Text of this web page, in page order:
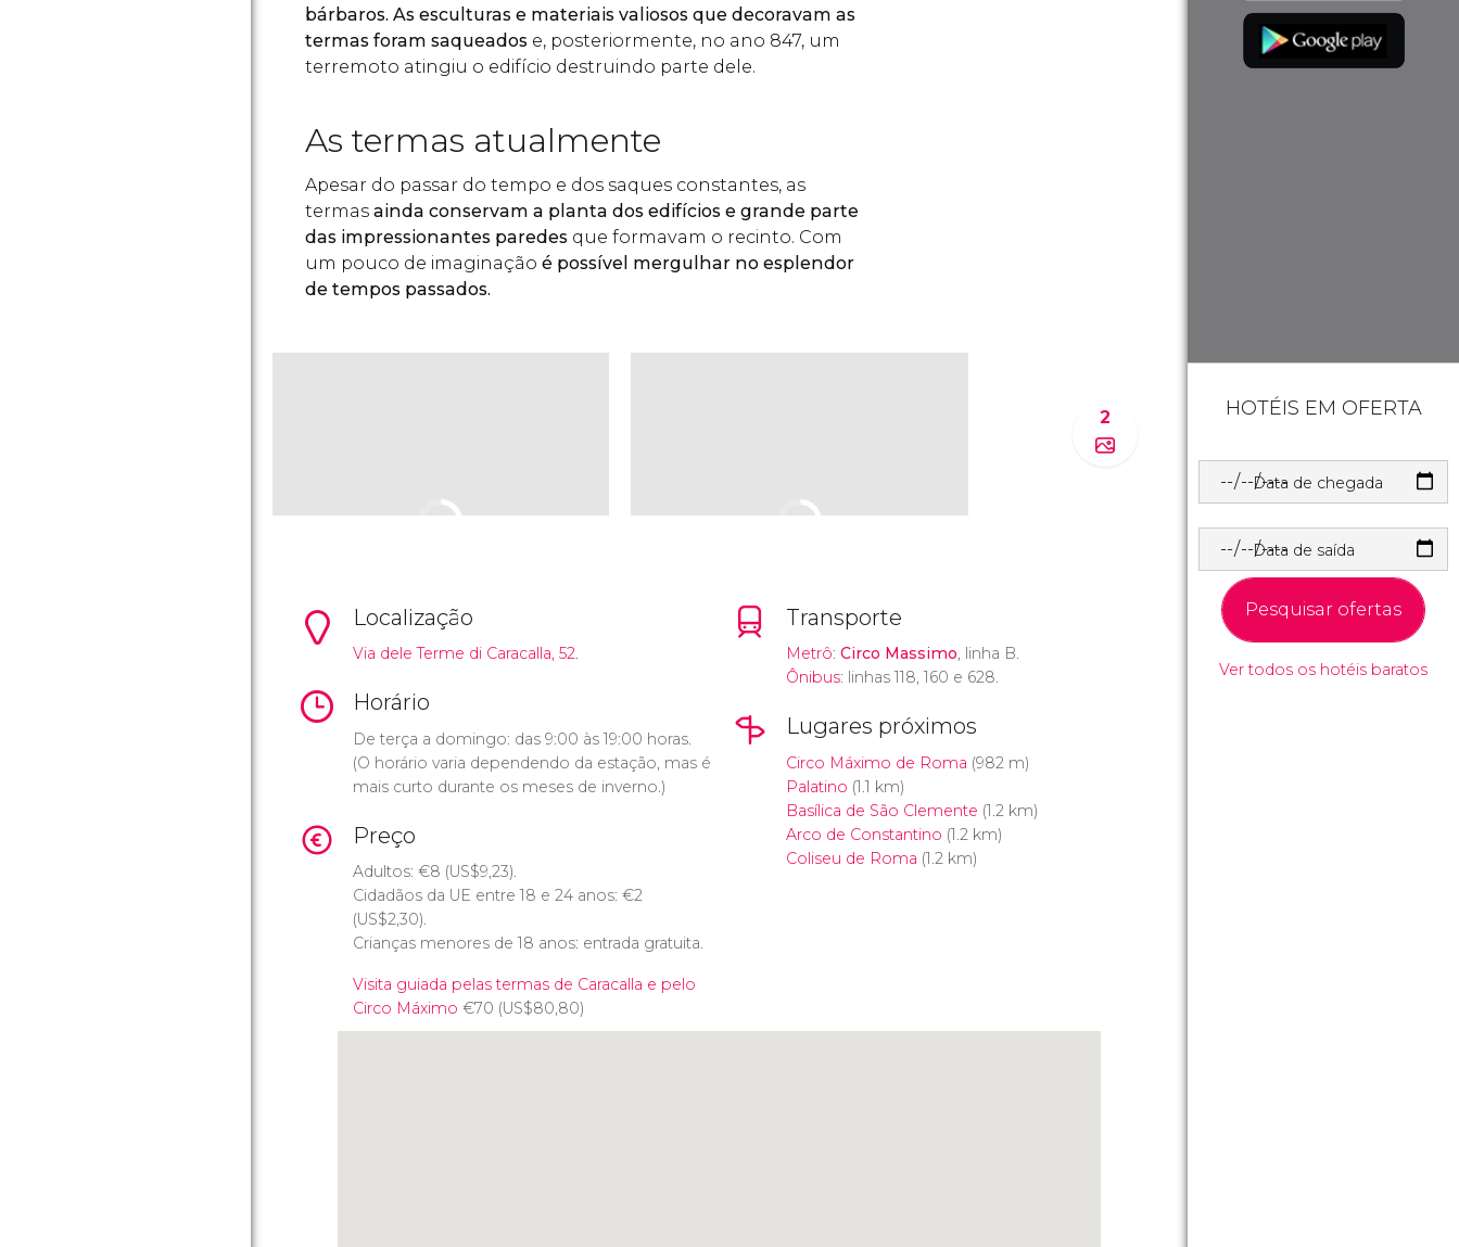
bárbaros. As esculturas e materiais valiosos que decoravam as
termas foram saqueados e, posteriormente, no ano 847, um
terremoto atingiu o edifício destruindo parte dele.
As termas atualmente
Apesar do passar do tempo e dos saques constantes, as
termas ainda conservam a planta dos edifícios e grande parte
das impressionantes paredes que formavam o recinto. Com
um pouco de imaginação é possível mergulhar no esplendor
de tempos passados.
2
Localização
Via dele Terme di Caracalla, 52.
Horário
De terça a domingo: das 9:00 às 19:00 horas.
(O horário varia dependendo da estação, mas é
mais curto durante os meses de inverno.)
Preço
Adultos: €8 (US$9,23).
Cidadãos da UE entre 18 e 24 anos: €2
(US$2,30).
Crianças menores de 18 anos: entrada gratuita.
Visita guiada pelas termas de Caracalla e pelo
Circo Máximo €70 (US$80,80)
Transporte
Metrô: Circo Massimo, linha B.
Ônibus: linhas 118, 160 e 628.
Lugares próximos
Circo Máximo de Roma (982 m)
Palatino (1.1 km)
Basílica de São Clemente (1.2 km)
Arco de Constantino (1.2 km)
Coliseu de Roma (1.2 km)
HOTÉIS EM OFERTA
Data de chegada
Data de saída
Pesquisar ofertas
Ver todos os hotéis baratos